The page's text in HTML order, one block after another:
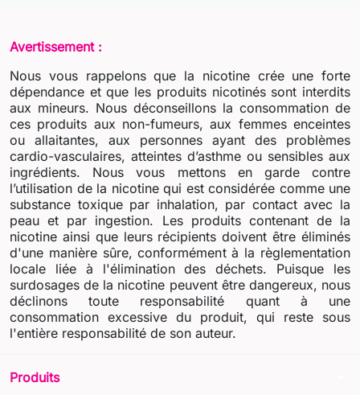
Avertissement :
Nous vous rappelons que la nicotine crée une forte
dépendance et que les produits nicotinés sont interdits
aux mineurs. Nous déconseillons la consommation de
ces produits aux non-fumeurs, aux femmes enceintes
ou allaitantes, aux personnes ayant des problèmes
cardio-vasculaires, atteintes d’asthme ou sensibles aux
ingrédients. Nous vous mettons en garde contre
l’utilisation de la nicotine qui est considérée comme une
substance toxique par inhalation, par contact avec la
peau et par ingestion. Les produits contenant de la
nicotine ainsi que leurs récipients doivent être éliminés
d'une manière sûre, conformément à la règlementation
locale liée à l'élimination des déchets. Puisque les
surdosages de la nicotine peuvent être dangereux, nous
déclinons toute responsabilité quant à une
consommation excessive du produit, qui reste sous
l'entière responsabilité de son auteur.
Produits